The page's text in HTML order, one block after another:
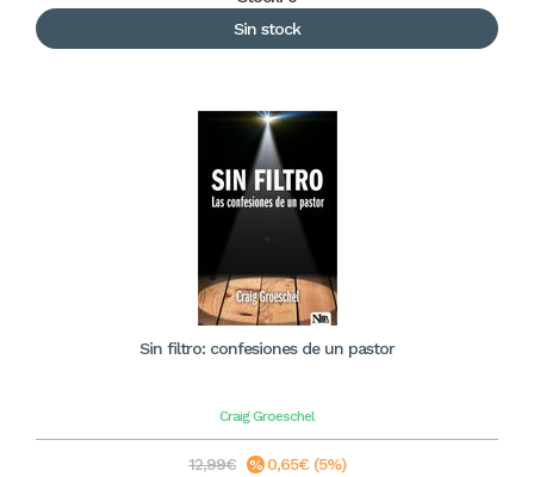
Sin stock
Sin filtro: confesiones de un pastor
Craig Groeschel
12,99€ 0,65€ (5%)